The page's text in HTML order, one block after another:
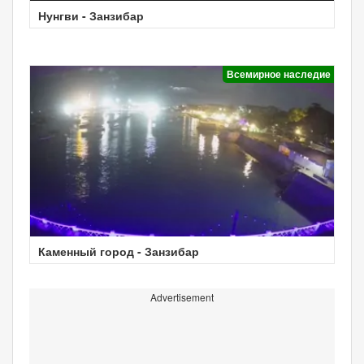
Нунгви - Занзибар
Всемирное наследие
Каменный город - Занзибар
Advertisement